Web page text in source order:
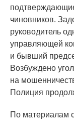
чиновников.
руководитель
управляющей
и бывший
Возбуждено
на
Полиция
По материалам